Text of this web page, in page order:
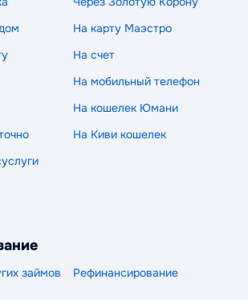
На карту Маэстро
На счет
На мобильный телефон
На кошелек Юмани
На Киви кошелек
займов Рефинансирование